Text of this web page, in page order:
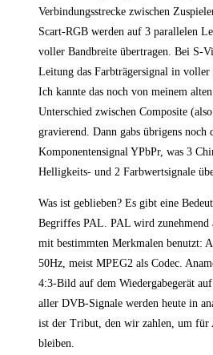
Verbindungsstrecke zwischen
Scart-RGB werden auf 3 parallelen
voller Bandbreite übertragen. Bei S-
Leitung das Farbträgersignal in voller
Ich kannte das noch von meinem
Unterschied zwischen Composite
gravierend. Dann gabs übrigens noch
Komponentensignal YPbPr, was 3
Helligkeits- und 2 Farbwertsignale
Was ist geblieben? Es gibt eine
Begriffes PAL. PAL wird
mit bestimmten Merkmalen benutzt:
50Hz, meist MPEG2 als Codec.
4:3-Bild auf dem Wiedergabegerät
aller DVB-Signale werden heute in
ist der Tribut, den wir zahlen, um für
bleiben.